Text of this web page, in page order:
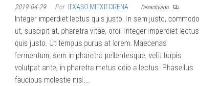
2019-04-29 Por ITXASO MITXITORENA Desactivado
Integer imperdiet lectus quis justo. In sem justo, commodo
ut, suscipit at, pharetra vitae, orci. Integer imperdiet lectus
quis justo. Ut tempus purus at lorem. Maecenas
fermentum, sem in pharetra pellentesque, velit turpis
volutpat ante, in pharetra metus odio a lectus. Phasellus
faucibus molestie nisl.…